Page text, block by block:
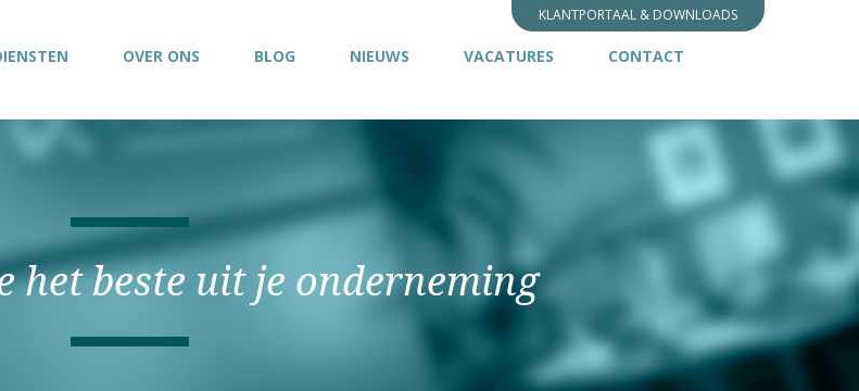
OVER ONS BLOG NIEUWS VACATURES CONTACT
KLANTPORTAAL & DOWNLOADS
het beste uit je onderneming